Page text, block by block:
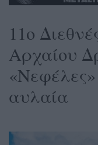
11ο
Αρχαίου
αυλαία